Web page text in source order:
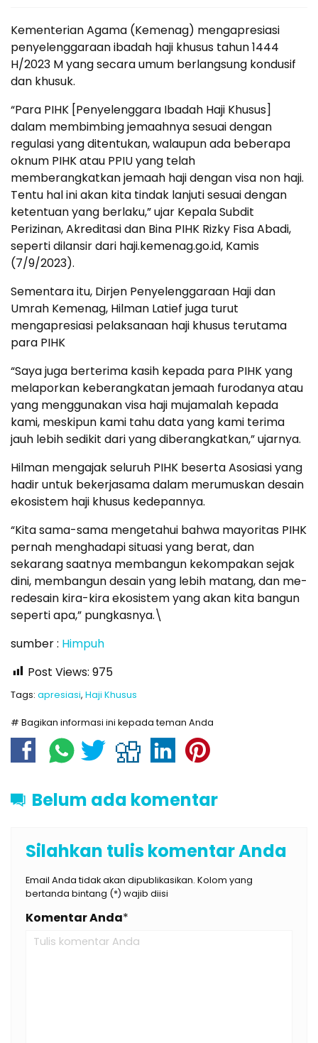
Kementerian Agama (Kemenag) mengapresiasi
penyelenggaraan ibadah haji khusus tahun 1444
H/2023 M yang secara umum berlangsung kondusif
dan khusuk.
“Para PIHK [Penyelenggara Ibadah Haji Khusus]
dalam membimbing jemaahnya sesuai dengan
regulasi yang ditentukan, walaupun ada beberapa
oknum PIHK atau PPIU yang telah
memberangkatkan jemaah haji dengan visa non haji.
Tentu hal ini akan kita tindak lanjuti sesuai dengan
ketentuan yang berlaku,” ujar Kepala Subdit
Perizinan, Akreditasi dan Bina PIHK Rizky Fisa Abadi,
seperti dilansir dari haji.kemenag.go.id, Kamis
(7/9/2023).
Sementara itu, Dirjen Penyelenggaraan Haji dan
Umrah Kemenag, Hilman Latief juga turut
mengapresiasi pelaksanaan haji khusus terutama
para PIHK
“Saya juga berterima kasih kepada para PIHK yang
melaporkan keberangkatan jemaah furodanya atau
yang menggunakan visa haji mujamalah kepada
kami, meskipun kami tahu data yang kami terima
jauh lebih sedikit dari yang diberangkatkan,” ujarnya.
Hilman mengajak seluruh PIHK beserta Asosiasi yang
hadir untuk bekerjasama dalam merumuskan desain
ekosistem haji khusus kedepannya.
“Kita sama-sama mengetahui bahwa mayoritas PIHK
pernah menghadapi situasi yang berat, dan
sekarang saatnya membangun kekompakan sejak
dini, membangun desain yang lebih matang, dan me-
redesain kira-kira ekosistem yang akan kita bangun
seperti apa,” pungkasnya.\
sumber : Himpuh
Post Views: 975
Tags: apresiasi, Haji Khusus
# Bagikan informasi ini kepada teman Anda
Belum ada komentar
Silahkan tulis komentar Anda
Email Anda tidak akan dipublikasikan. Kolom yang
bertanda bintang (*) wajib diisi
Komentar Anda*